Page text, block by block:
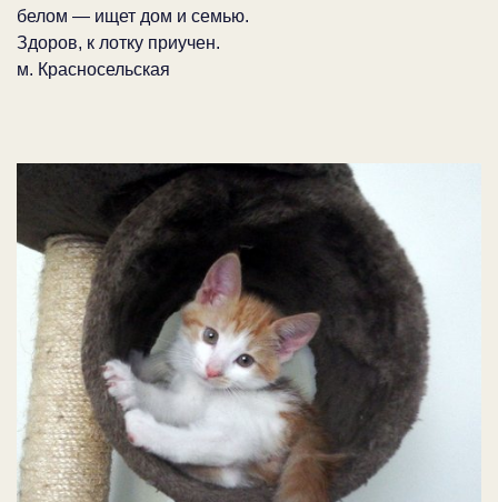
белом — ищет дом и семью.
Здоров, к лотку приучен.
м. Красносельская